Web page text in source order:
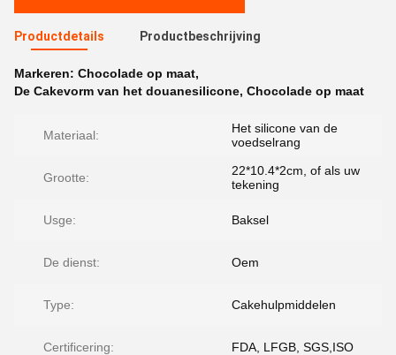
Productdetails Productbeschrijving
Markeren: Chocolade op maat,
De Cakevorm van het douanesilicone, Chocolade op maat
Materiaal:
Het silicone van de
voedselrang
Grootte:
22*10.4*2cm, of als uw
tekening
Usge: Baksel
De dienst: Oem
Type: Cakehulpmiddelen
Certificering: FDA, LFGB, SGS,ISO